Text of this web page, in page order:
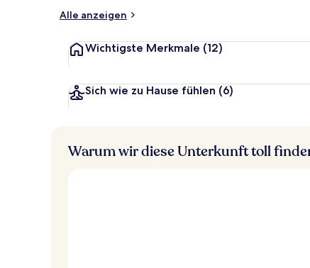
Alle anzeigen
Wichtigste Merkmale (12)
Sich wie zu Hause fühlen (6)
Warum wir diese Unterkunft toll